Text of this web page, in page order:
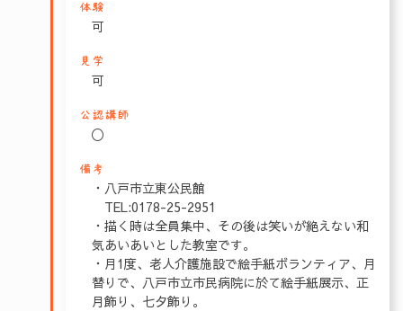
体験
可
見学
可
公認講師
〇
備考
・八戸市立東公民館
TEL:0178-25-2951
・描く時は全員集中、その後は笑いが絶えない和
気あいあいとした教室です。
・月1度、老人介護施設で絵手紙ボランティア、月
替りで、八戸市立市民病院に於て絵手紙展示、正
月飾り、七夕飾り。